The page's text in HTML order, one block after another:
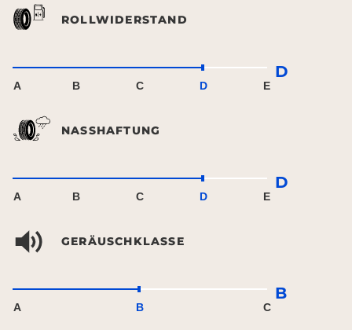
ROLLWIDERSTAND
A B C D E
D
NASSHAFTUNG
A B C D E
D
GERÄUSCHKLASSE
A B C
B